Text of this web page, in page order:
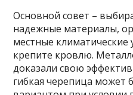
Основной совет –
надежные материалы,
местные климатические
крепите кровлю.
доказали свою
гибкая черепица может